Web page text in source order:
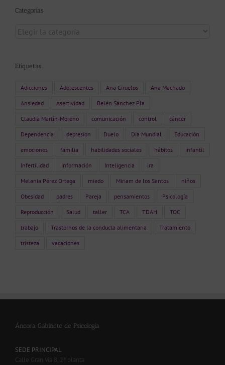
Categorías
Categorías
Etiquetas
Adicciones Adolescentes Ana Ciruelos Ana Machado
Ansiedad Asertividad Belén Sánchez Pla
Claudia Martín-Moreno comunicación control cáncer
Dependencia depresion Duelo Día Mundial Educación
emociones familia habilidades sociales hábitos infantil
Infertilidad información Inteligencia ira
Melania Pérez Ortega miedo Miriam de los Santos niños
Obesidad padres Pareja pensamientos Psicología
Reproducción Salud taller TCA TDAH TOC
trabajo Trastornos de la conducta alimentaria Tratamiento
tristeza vacaciones
Áncora Gabinete de Psicología
SEDE PRINCIPAL
Calle Gran Vía 8, 2ª planta